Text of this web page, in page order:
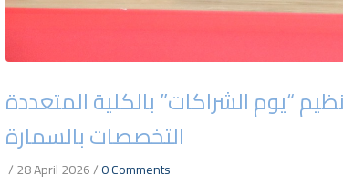
“يوم الشراكات” بالكلية المتعددة
التخصصات بالسمارة
/28 April 2026/0 Comments